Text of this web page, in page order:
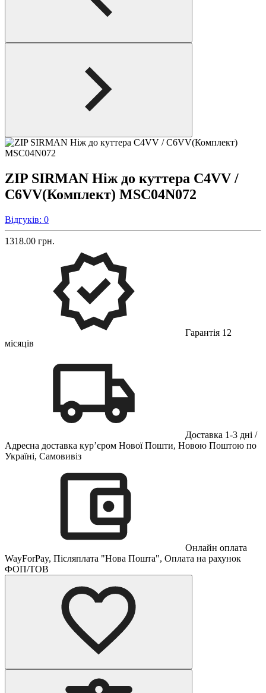
ZIP SIRMAN Ніж до куттера С4VV /
С6VV(Комплект) MSC04N072
Відгуків: 0
1318.00 грн.
Гарантія 12
місяців
Доставка 1-3 дні /
Адресна доставка кур’єром Нової Пошти, Новою Поштою по
Україні, Самовивіз
Онлайн оплата
WayForPay, Післяплата "Нова Пошта", Оплата на рахунок
ФОП/ТОВ